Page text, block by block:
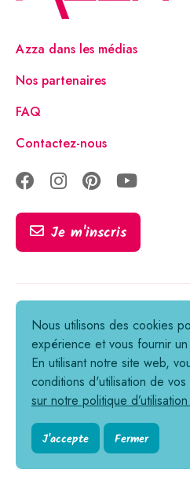
Azza dans les médias
Nos partenaires
FAQ
Contactez-nous
Je m'inscris
Tous droits réservés © 2021-2026
Informations légales
Politique de confidentialité
Cookies
Conditions générales de vente
Règlement en ligne des litiges
Nous utilisons des cookies
expérience et vous fournir
En utilisant notre site web,
conditions d'utilisation de
sur notre politique
J'accepte Fermer